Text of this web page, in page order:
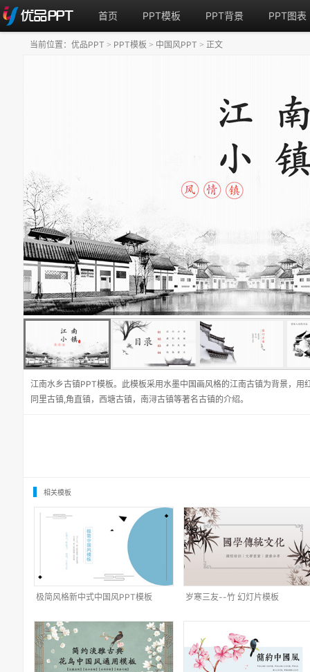
首页 PPT模板 PPT背景 PPT图表
江南水乡古镇PPT模板。此模板采用水墨中国画风格的江南古镇为背景，用
同里古镇,角直镇，西塘古镇，南浔古镇等著名古镇的介绍。
当前位置： 优品PPT > PPT模板 > 中国风PPT > 正文
相关模板
极简风格新中式中国风PPT模板 岁寒三友--竹 幻灯片模板